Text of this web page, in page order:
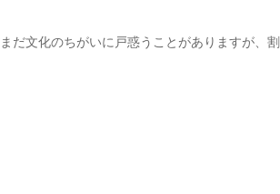
だ文化のちがいに戸惑うことがありますが、割